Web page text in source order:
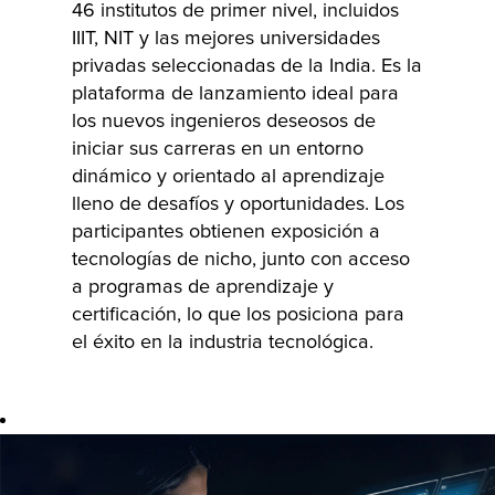
potencial, este
programa
ofrece a los
participantes la
oportunidad de
trabajar en
proyectos de
alto impacto y
obtener una
exposición
incalculable en
la industria. Los
tecnologías de
46 institutos de primer nivel, incluidos
IIIT, NIT y las mejores universidades
privadas seleccionadas de la India. Es la
plataforma de lanzamiento ideal para
los nuevos ingenieros deseosos de
iniciar sus carreras en un entorno
dinámico y orientado al aprendizaje
lleno de desafíos y oportunidades. Los
participantes obtienen exposición a
tecnologías de nicho, junto con acceso
a programas de aprendizaje y
certificación, lo que los posiciona para
el éxito en la industria tecnológica.